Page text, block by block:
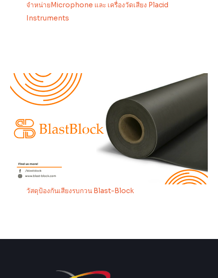
จำหน่ายMicrophone และ เครื่องวัดเสียง Placid
Instruments
วัสดุป้องกันเสียงรบกวน Blast-Block